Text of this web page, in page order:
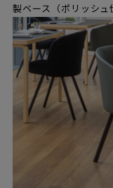
製ベース（ポリッシュ